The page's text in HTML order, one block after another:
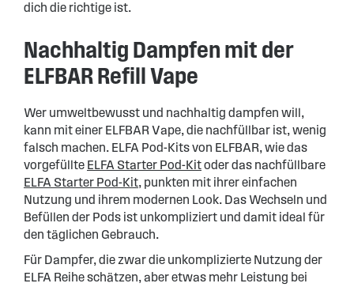
dich die richtige ist.
Nachhaltig Dampfen mit der
ELFBAR Refill Vape
Wer umweltbewusst und nachhaltig dampfen will,
kann mit einer ELFBAR Vape, die nachfüllbar ist, wenig
falsch machen. ELFA Pod-Kits von ELFBAR, wie das
vorgefüllte ELFA Starter Pod-Kitoder das nachfüllbare
ELFA Starter Pod-Kit, punkten mit ihrer einfachen
Nutzung und ihrem modernen Look. Das Wechseln und
Befüllen der Pods ist unkompliziert und damit ideal für
den täglichen Gebrauch.
Für Dampfer, die zwar die unkomplizierte Nutzung der
ELFA Reihe schätzen, aber etwas mehr Leistung bei